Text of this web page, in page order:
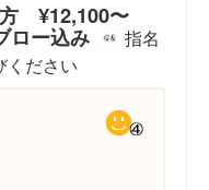
方 ¥12,100〜
ロー込み
指名
ください